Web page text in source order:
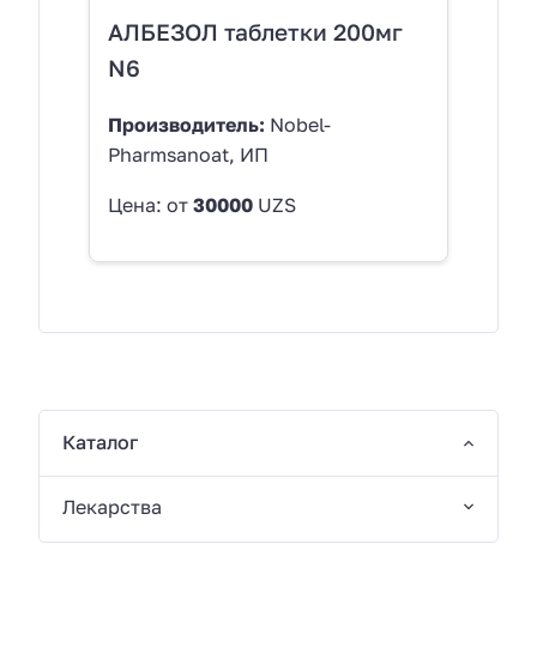
АЛБЕЗОЛ таблетки 200мг
N6
Производитель: Nobel-
Pharmsanoat, ИП
Цена: от 30000 UZS
Каталог
Лекарства